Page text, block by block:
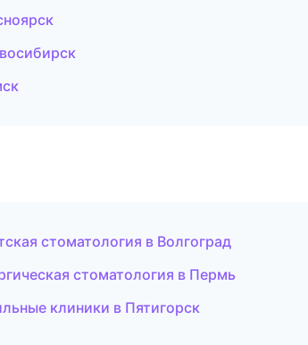
стоматология в Волгоград
стоматология в Пермь
клиники в Пятигорск